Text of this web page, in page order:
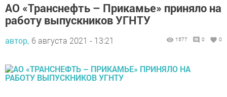
АО «Транснефть – Прикамье» приняло на
работу выпускников УГНТУ
автор, 6 августа 2021 - 13:21 1577 0 0